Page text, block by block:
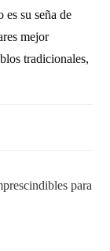
es su seña de
mejor
tradicionales,